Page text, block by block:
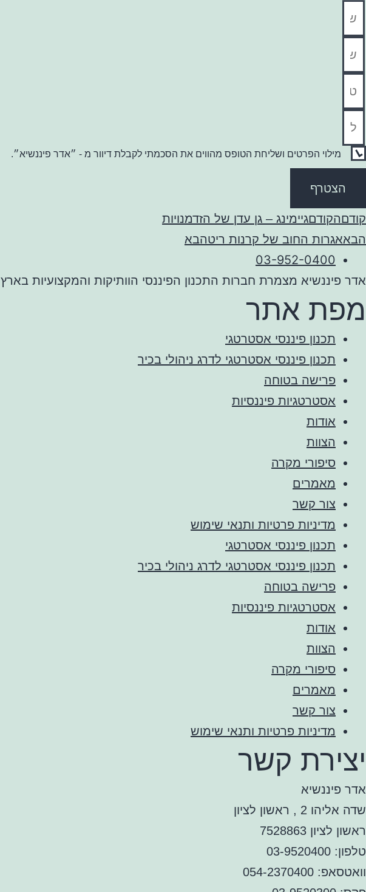
מילוי הפרטים ושליחת הטופס מהווים את הסכמתי לקבלת דיוור מ - ״אדר פיננשיא״.
הצטרף
קודםהקודםגיימינג – גן עדן של הזדמנויות
הבאאגרות החוב של קרנות ריטהבא
03-952-0400
אדר פיננשיא מצמרת חברות התכנון הפיננסי הוותיקות והמקצועיות בארץ
מפת אתר
תכנון פיננסי אסטרטגי
תכנון פיננסי אסטרטגי לדרג ניהולי בכיר
פרישה בטוחה
אסטרטגיות פיננסיות
אודות
הצוות
סיפורי מקרה
מאמרים
צור קשר
מדיניות פרטיות ותנאי שימוש
תכנון פיננסי אסטרטגי
תכנון פיננסי אסטרטגי לדרג ניהולי בכיר
פרישה בטוחה
אסטרטגיות פיננסיות
אודות
הצוות
סיפורי מקרה
מאמרים
צור קשר
מדיניות פרטיות ותנאי שימוש
יצירת קשר
אדר פיננשיא
שדה אליהו 2 , ראשון לציון
ראשון לציון 7528863
טלפון: 03-9520400
וואטסאפ: 054-2370400